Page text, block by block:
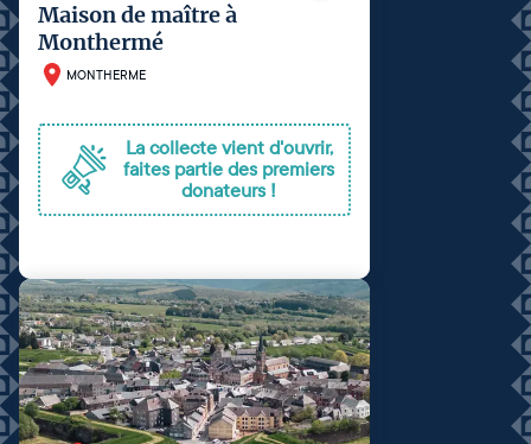
Maison de maître à
Monthermé
MONTHERME
La collecte vient d'ouvrir,
faites partie des premiers
donateurs !